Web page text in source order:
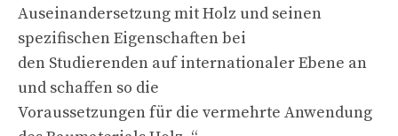
Auseinandersetzung mit Holz und seinen
spezifischen Eigenschaften bei
den Studierenden auf internationaler Ebene an
und schaffen so die
Voraussetzungen für die vermehrte Anwendung